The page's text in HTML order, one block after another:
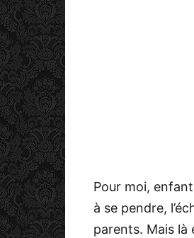
Pour moi, enfant
à se pendre,
parents. Mais là